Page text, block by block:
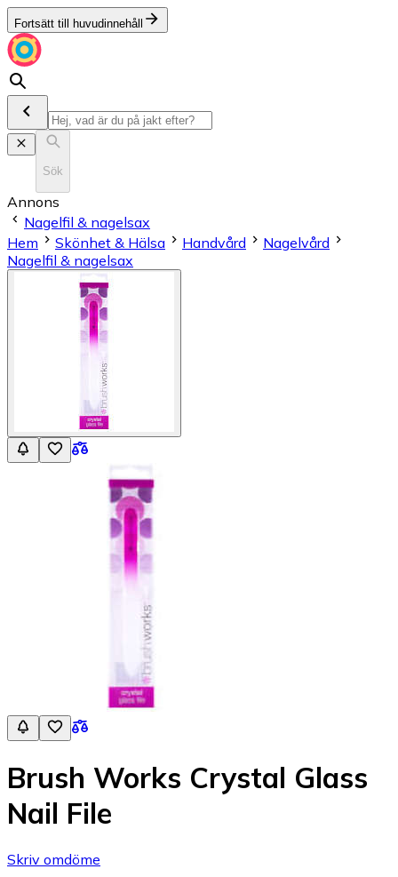
Fortsätt till huvudinnehåll
Sök
Annons
Nagelfil & nagelsax
Hem
Skönhet & Hälsa Handvård
Nagelvård
Nagelfil & nagelsax
Brush Works Crystal Glass
Nail File
Skriv omdöme